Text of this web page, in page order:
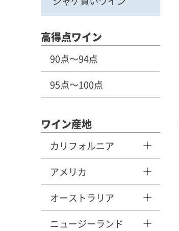
高得点ワイン
90点～94点
95点～100点
ワイン産地
カリフォルニア
アメリカ
オーストラリア
ニュージーランド